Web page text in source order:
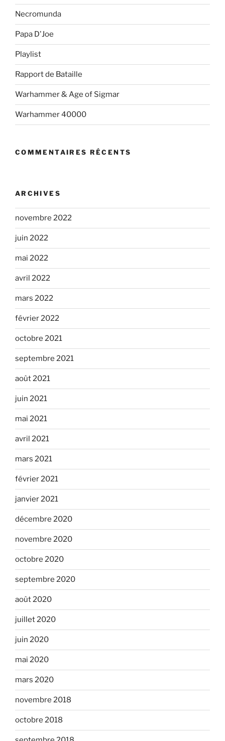
Necromunda
Papa D'Joe
Playlist
Rapport de Bataille
Warhammer & Age of Sigmar
Warhammer 40000
COMMENTAIRES RÉCENTS
ARCHIVES
novembre 2022
juin 2022
mai 2022
avril 2022
mars 2022
février 2022
octobre 2021
septembre 2021
août 2021
juin 2021
mai 2021
avril 2021
mars 2021
février 2021
janvier 2021
décembre 2020
novembre 2020
octobre 2020
septembre 2020
août 2020
juillet 2020
juin 2020
mai 2020
mars 2020
novembre 2018
octobre 2018